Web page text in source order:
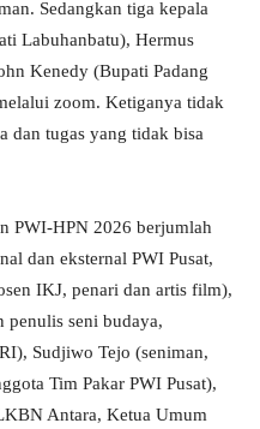
Sedangkan tiga kepala
Labuhanbatu), Hermus
Kenedy (Bupati Padang
zoom. Ketiganya tidak
dan tugas yang tidak bisa
PWI-HPN 2026 berjumlah
dan eksternal PWI Pusat,
IKJ, penari dan artis film),
penulis seni budaya,
Sudjiwo Tejo (seniman,
Tim Pakar PWI Pusat),
Antara, Ketua Umum